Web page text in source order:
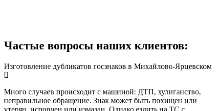
Частые вопросы наших клиентов:
Изготовление дубликатов госзнаков в Михайлово-Ярцевском
Много случаев происходит с машиной: ДТП, хулиганство,
неправильное обращение. Знак может быть похищен или
утерян, испорчен или измазан. Однако ездить на ТС с